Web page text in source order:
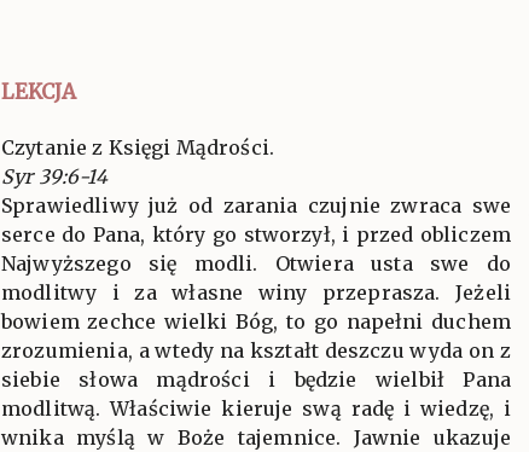
LEKCJA
Czytanie z Księgi Mądrości.
Syr 39:6-14
Sprawiedliwy już od zarania czujnie zwraca swe
serce do Pana, który go stworzył, i przed obliczem
Najwyższego się modli. Otwiera usta swe do
modlitwy i za własne winy przeprasza. Jeżeli
bowiem zechce wielki Bóg, to go napełni duchem
zrozumienia, a wtedy na kształt deszczu wyda on z
siebie słowa mądrości i będzie wielbił Pana
modlitwą. Właściwie kieruje swą radę i wiedzę, i
wnika myślą w Boże tajemnice. Jawnie ukazuje